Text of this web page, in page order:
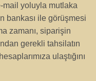
mail yoluyla mutlaka
bankası ile görüşmesi
zamanı, siparişin
gerekli tahsilatın
ulaştığını